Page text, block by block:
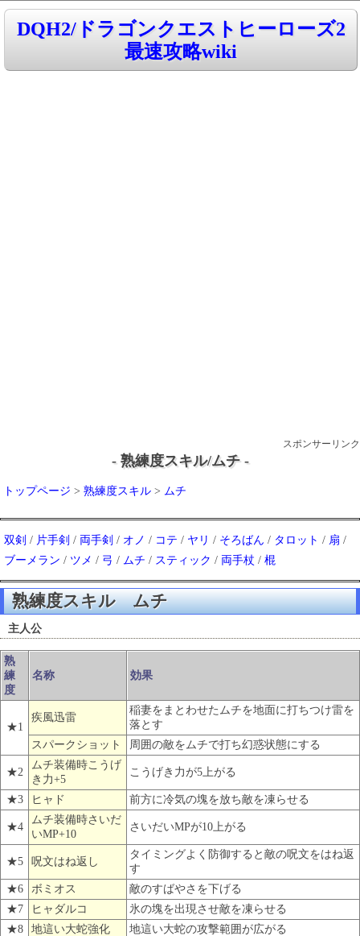
DQH2/ドラゴンクエストヒーローズ2
最速攻略wiki
スポンサーリンク
- 熟練度スキル/ムチ -
トップページ > 熟練度スキル > ムチ
双剣 / 片手剣 / 両手剣 / オノ / コテ / ヤリ / そろばん / タロット / 扇 /
ブーメラン / ツメ / 弓 / ムチ / スティック / 両手杖 / 棍
熟練度スキル ムチ
主人公
熟
練
度
名称 効果
★1
疾風迅雷
稲妻をまとわせたムチを地面に打ちつけ雷を
落とす
スパークショット
周囲の敵をムチで打ち幻惑状態にする
★2
ムチ装備時こうげ
き力+5
こうげき力が5上がる
★3 ヒャド 前方に冷気の塊を放ち敵を凍らせる
★4
ムチ装備時さいだ
いMP+10
さいだいMPが10上がる
★5 呪文はね返し
タイミングよく防御すると敵の呪文をはね返
す
★6
ボミオス
敵のすばやさを下げる
★7
ヒャダルコ
氷の塊を出現させ敵を凍らせる
★8
地這い大蛇強化 地這い大蛇の攻撃範囲が広がる